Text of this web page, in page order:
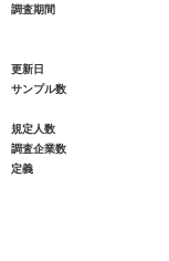
調査期間
更新日
サンプル数
規定人数
調査企業数
定義